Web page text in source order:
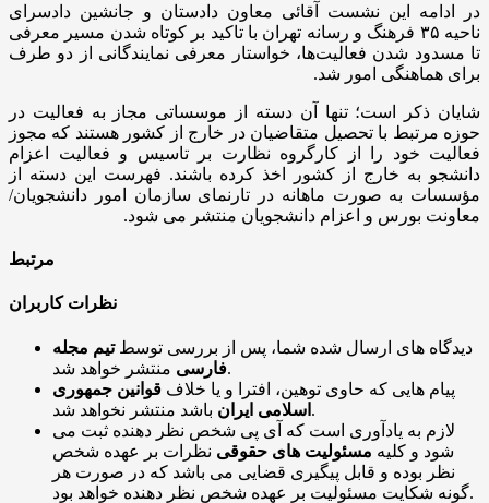
در ادامه این نشست آقائی معاون دادستان و جانشین دادسرای
ناحیه ۳۵ فرهنگ و رسانه تهران با تاکید بر کوتاه شدن مسیر معرفی
تا مسدود شدن فعالیت‌ها، خواستار معرفی نمایندگانی از دو طرف
برای هماهنگی امور شد.
شایان ذکر است؛ تنها آن دسته از موسساتی مجاز به فعالیت در
حوزه مرتبط با تحصیل متقاضیان در خارج از کشور هستند که مجوز
فعالیت خود را از کارگروه نظارت بر تاسیس و فعالیت اعزام
دانشجو به خارج از کشور اخذ کرده باشند. فهرست این دسته از
مؤسسات به صورت ماهانه در تارنمای سازمان امور دانشجویان/
معاونت بورس و اعزام دانشجویان منتشر می شود.
مرتبط
نظرات کاربران
دیدگاه های ارسال شده شما، پس از بررسی توسطتیم مجله
فارسیمنتشر خواهد شد.
پیام هایی که حاوی توهین، افترا و یا خلاف قوانین جمهوری
اسلامی ایران باشد منتشر نخواهد شد.
لازم به یادآوری است که آی پی شخص نظر دهنده ثبت می
شود و کلیه مسئولیت های حقوقی نظرات بر عهده شخص
نظر بوده و قابل پیگیری قضایی می باشد که در صورت هر
گونه شکایت مسئولیت بر عهده شخص نظر دهنده خواهد بود.